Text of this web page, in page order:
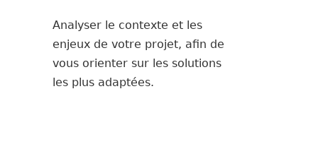
Analyser le contexte et les
enjeux de votre projet, afin de
vous orienter sur les solutions
les plus adaptées.